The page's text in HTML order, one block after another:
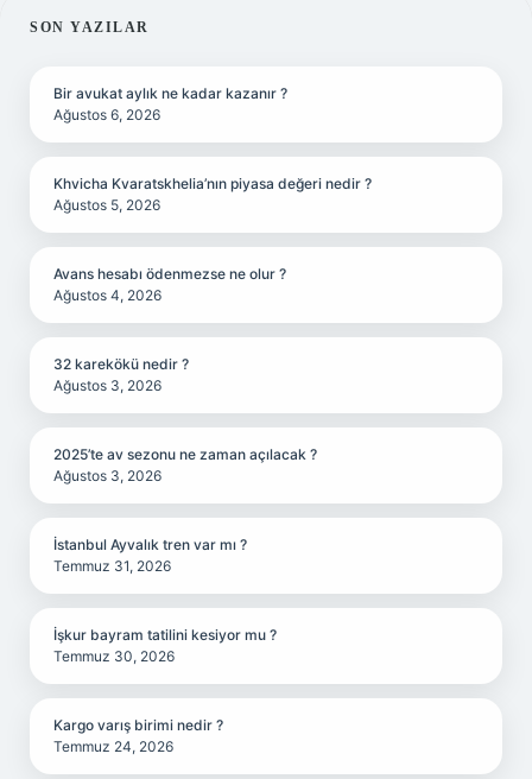
SIDEBAR
SON YAZILAR
Bir avukat aylık ne kadar kazanır ?
Ağustos 6, 2026
Khvicha Kvaratskhelia’nın piyasa değeri nedir ?
Ağustos 5, 2026
Avans hesabı ödenmezse ne olur ?
Ağustos 4, 2026
32 karekökü nedir ?
Ağustos 3, 2026
2025’te av sezonu ne zaman açılacak ?
Ağustos 3, 2026
İstanbul Ayvalık tren var mı ?
Temmuz 31, 2026
İşkur bayram tatilini kesiyor mu ?
Temmuz 30, 2026
Kargo varış birimi nedir ?
Temmuz 24, 2026